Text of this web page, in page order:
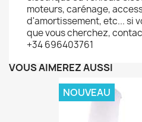
moteurs, carénage,
d'amortissement, etc... si
que vous cherchez,
+34 696403761
VOUS AIMEREZ AUSSI
NOUVEAU